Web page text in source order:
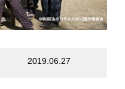
2019.06.27